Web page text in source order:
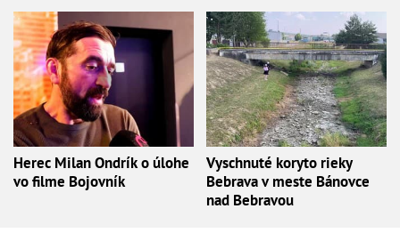
Herec Milan Ondrík o úlohe
vo filme Bojovník
Vyschnuté koryto rieky
Bebrava v meste Bánovce
nad Bebravou